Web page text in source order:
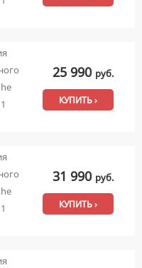
25 990 руб.
КУПИТЬ ›
31 990 руб.
КУПИТЬ ›